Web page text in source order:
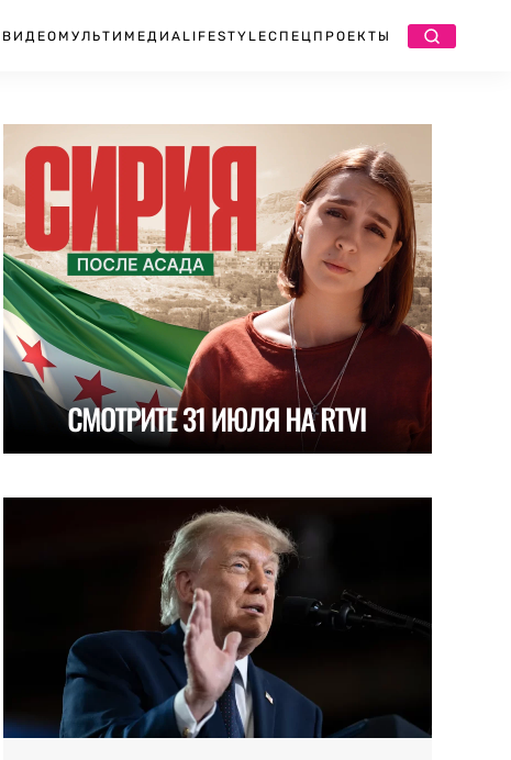
ВИДЕО МУЛЬТИМЕДИА LIFESTYLEСПЕЦПРОЕКТЫ